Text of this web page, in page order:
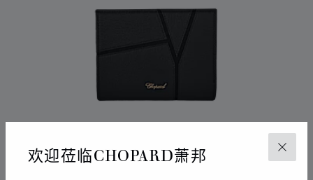
关闭
欢迎莅临CHOPARD萧邦